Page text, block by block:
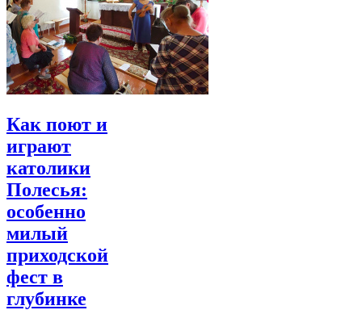
Как поют и
играют
католики
Полесья:
особенно
милый
приходской
фест в
глубинке